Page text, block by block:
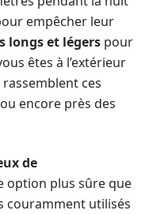
empêcher leur
longs et légers pour
êtes à l’extérieur
ces
encore près des
de
option plus sûre que
couramment utilisés